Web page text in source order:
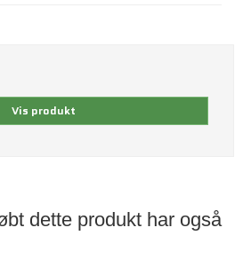
Vis produkt
dette produkt har også